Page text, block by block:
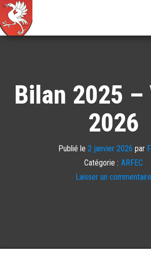
Gruyère
Bilan 2025 –
2026
Publié le 2 janvier 2026 par
Catégorie : ARFEC
Laisser un commentaire